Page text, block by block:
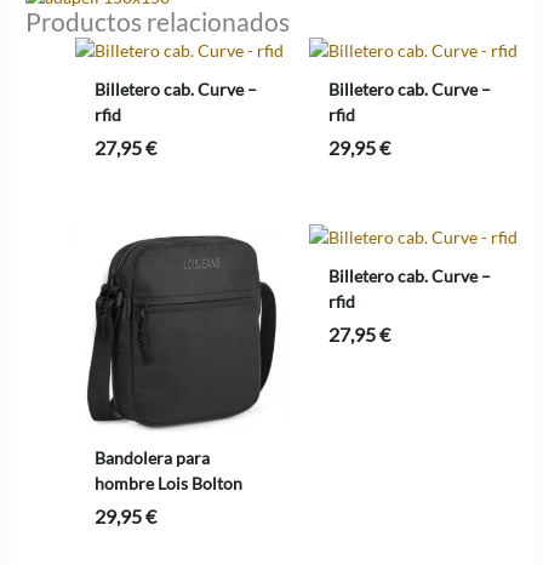
Productos relacionados
Billetero cab. Curve –
rfid
27,95€
Billetero cab. Curve –
rfid
29,95€
Bandolera para
hombre Lois Bolton
29,95€
Billetero cab. Curve –
rfid
27,95€